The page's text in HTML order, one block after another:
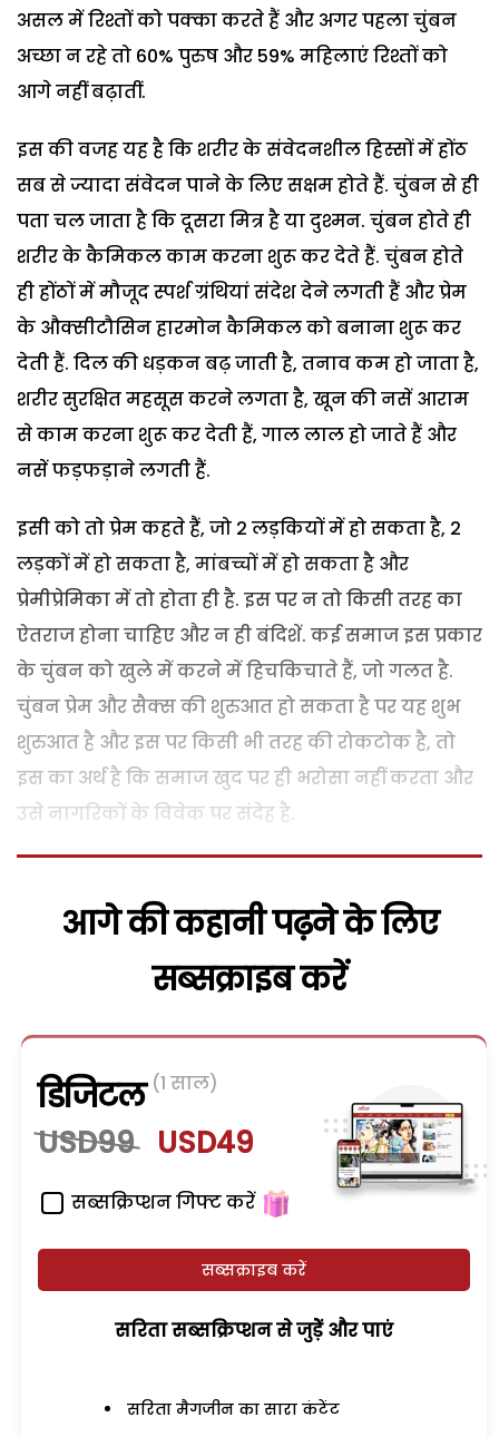
असल में रिश्तों को पक्का करते हैं और अगर पहला चुंबन
अच्छा न रहे तो 60% पुरुष और 59% महिलाएं रिश्तों को
आगे नहीं बढ़ातीं.
इस की वजह यह है कि शरीर के संवेदनशील हिस्सों में होंठ
सब से ज्यादा संवेदन पाने के लिए सक्षम होते हैं. चुंबन से ही
पता चल जाता है कि दूसरा मित्र है या दुश्मन. चुंबन होते ही
शरीर के कैमिकल काम करना शुरू कर देते हैं. चुंबन होते
ही होंठों में मौजूद स्पर्श ग्रंथियां संदेश देने लगती हैं और प्रेम
के औक्सीटौसिन हारमोन कैमिकल को बनाना शुरू कर
देती हैं. दिल की धड़कन बढ़ जाती है, तनाव कम हो जाता है,
शरीर सुरक्षित महसूस करने लगता है, खून की नसें आराम
से काम करना शुरू कर देती हैं, गाल लाल हो जाते हैं और
नसें फड़फड़ाने लगती हैं.
इसी को तो प्रेम कहते हैं, जो 2 लड़कियों में हो सकता है, 2
लड़कों में हो सकता है, मांबच्चों में हो सकता है और
प्रेमीप्रेमिका में तो होता ही है. इस पर न तो किसी तरह का
ऐतराज होना चाहिए और न ही बंदिशें. कई समाज इस प्रकार
के चुंबन को खुले में करने में हिचकिचाते हैं, जो गलत है.
चुंबन प्रेम और सैक्स की शुरुआत हो सकता है पर यह शुभ
शुरुआत है और इस पर किसी भी तरह की रोकटोक है, तो
इस का अर्थ है कि समाज खुद पर ही भरोसा नहीं करता और
उसे नागरिकों के विवेक पर संदेह है.
आगे की कहानी पढ़ने के लिए
सब्सक्राइब करें
डिजिटल (1 साल)
USD99 USD49
सब्सक्रिप्शन गिफ्ट करें
सब्सक्राइब करें
सरिता सब्सक्रिप्शन से जुड़ेें और पाएं
सरिता मैगजीन का सारा कंटेंट